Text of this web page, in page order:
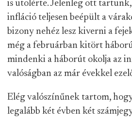
is utolérte. Jelenleg ott
infláció teljesen beépült a
bizony nehéz lesz kiverni a
még a februárban kitört
mindenki a háborút okolja az
valóságban az már évekkel
Elég valószínűnek tartom,
legalább két évben két